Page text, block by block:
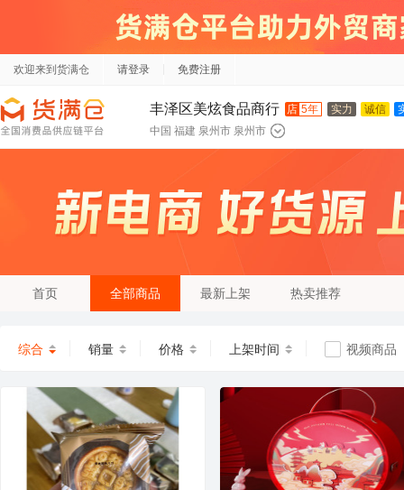
欢迎来到货满仓 请登录 免费注册
丰泽区美炫食品商行 店 5年 实力 诚信
中国 福建 泉州市 泉州市
首页 全部商品 最新上架 热卖推荐
综合 销量 价格 上架时间 视频商品